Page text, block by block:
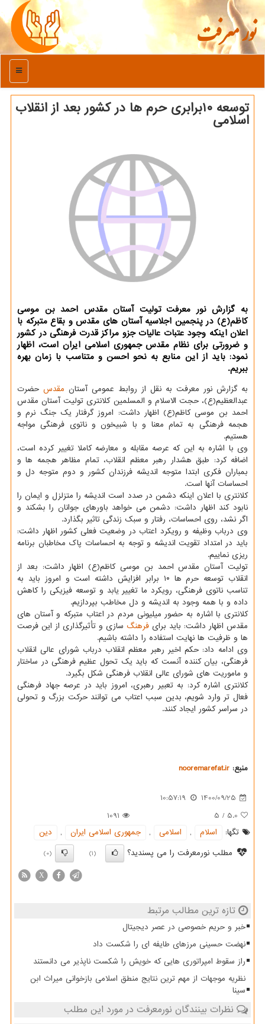
نور معرفت
منو
توسعه ۱۰برابری حرم ها در کشور بعد از انقلاب
اسلامی
به گزارش نور معرفت تولیت آستان مقدس احمد بن موسی
کاظم(ع) در پنجمین اجلاسیه آستان های مقدس و بقاع متبرکه با
اعلان اینکه وجود عتبات عالیات جزو مراکز قدرت فرهنگی در کشور
و ضرورتی برای نظام مقدس جمهوری اسلامی ایران است، اظهار
نمود: باید از این منابع به نحو احسن و متناسب با زمان بهره
ببریم.
به گزارش نور معرفت به نقل از روابط عمومی آستان مقدس حضرت
عبدالعظیم(ع)، حجت الاسلام و المسلمین کلانتری تولیت آستان مقدس
احمد بن موسی کاظم(ع) اظهار داشت: امروز گرفتار یک جنگ نرم و
هجمه فرهنگی به تمام معنا و با شبیخون و ناتوی فرهنگی مواجه
هستیم.
وی با اشاره به این که عرصه مقابله و معارضه کاملا تغییر کرده است،
اضافه کرد: طبق هشدار رهبر معظم انقلاب، تمام مظاهر هجمه ها و
بمباران فکری ابتدا متوجه اندیشه فرزندان کشور و دوم متوجه دل و
احساسات آنها است.
کلانتری با اعلان اینکه دشمن در صدد است اندیشه را متزلزل و ایمان را
نابود کند اظهار داشت: دشمن می خواهد باورهای جوانان را بشکند و
اگر نشد، روی احساسات، رفتار و سبک زندگی تاثیر بگذارد.
وی درباب وظیفه و رویکرد اعتاب در وضعیت فعلی کشور اظهار داشت:
باید در امتداد تقویت اندیشه و توجه به احساسات پاک مخاطبان برنامه
ریزی نماییم.
تولیت آستان مقدس احمد بن موسی کاظم(ع) اظهار داشت: بعد از
انقلاب توسعه حرم ها ۱۰ برابر افزایش داشته است و امروز باید به
تناسب ناتوی فرهنگی، رویکرد ما تغییر یابد و توسعه فیزیکی را کاهش
داده و با همه وجود به اندیشه و دل مخاطب بپردازیم.
کلانتری با اشاره به حضور میلیونی مردم در اعتاب متبرکه و آستان های
مقدس اظهار داشت: باید برای فرهنگ سازی و تأثیرگذاری از این فرصت
ها و ظرفیت ها نهایت استفاده را داشته باشیم.
وی ادامه داد: حکم اخیر رهبر معظم انقلاب درباب شورای عالی انقلاب
فرهنگی، بیان کننده آنست که باید یک تحول عظیم فرهنگی در ساختار
و ماموریت های شورای عالی انقلاب فرهنگی شکل بگیرد.
کلانتری اشاره کرد: به تعبیر رهبری، امروز باید در عرصه جهاد فرهنگی
فعال تر وارد شویم، بدین سبب اعتاب می توانند حرکت بزرگ و تحولی
در سراسر کشور ایجاد کنند.
منبع: nooremarefat.ir
1400/09/25
10:57:19
5.0
/
5
1091
تگها:
اسلام , اسلامی , جمهوری اسلامی ایران ,
دین
مطلب نورمعرفت را می پسندید؟
(1)
(0)
X
تازه ترین مطالب مرتبط
خبر و حریم خصوصی در عصر دیجیتال
نهضت حسینی مرزهای طایفه ای را شکست داد
راز سقوط امپراتوری هایی که خویش را شکست ناپذیر می دانستند
نظریه موجهات از مهم ترین نتایج منطق اسلامی بازخوانی میراث ابن
سینا
نظرات بینندگان نورمعرفت در مورد این مطلب